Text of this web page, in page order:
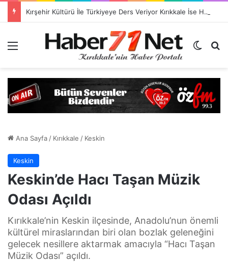
Kırşehir Kültürü İle Türkiyeye Ders Veriyor Kırıkkale İse Hala Seyrediyor !!!
Dış
Ana Sayfa/ Kırıkkale / Keskin
Keskin
Keskin’de Hacı Taşan Müzik
Odası Açıldı
Kırıkkale’nin Keskin ilçesinde, Anadolu’nun önemli
kültürel miraslarından biri olan bozlak geleneğini
gelecek nesillere aktarmak amacıyla “Hacı Taşan
Müzik Odası” açıldı.